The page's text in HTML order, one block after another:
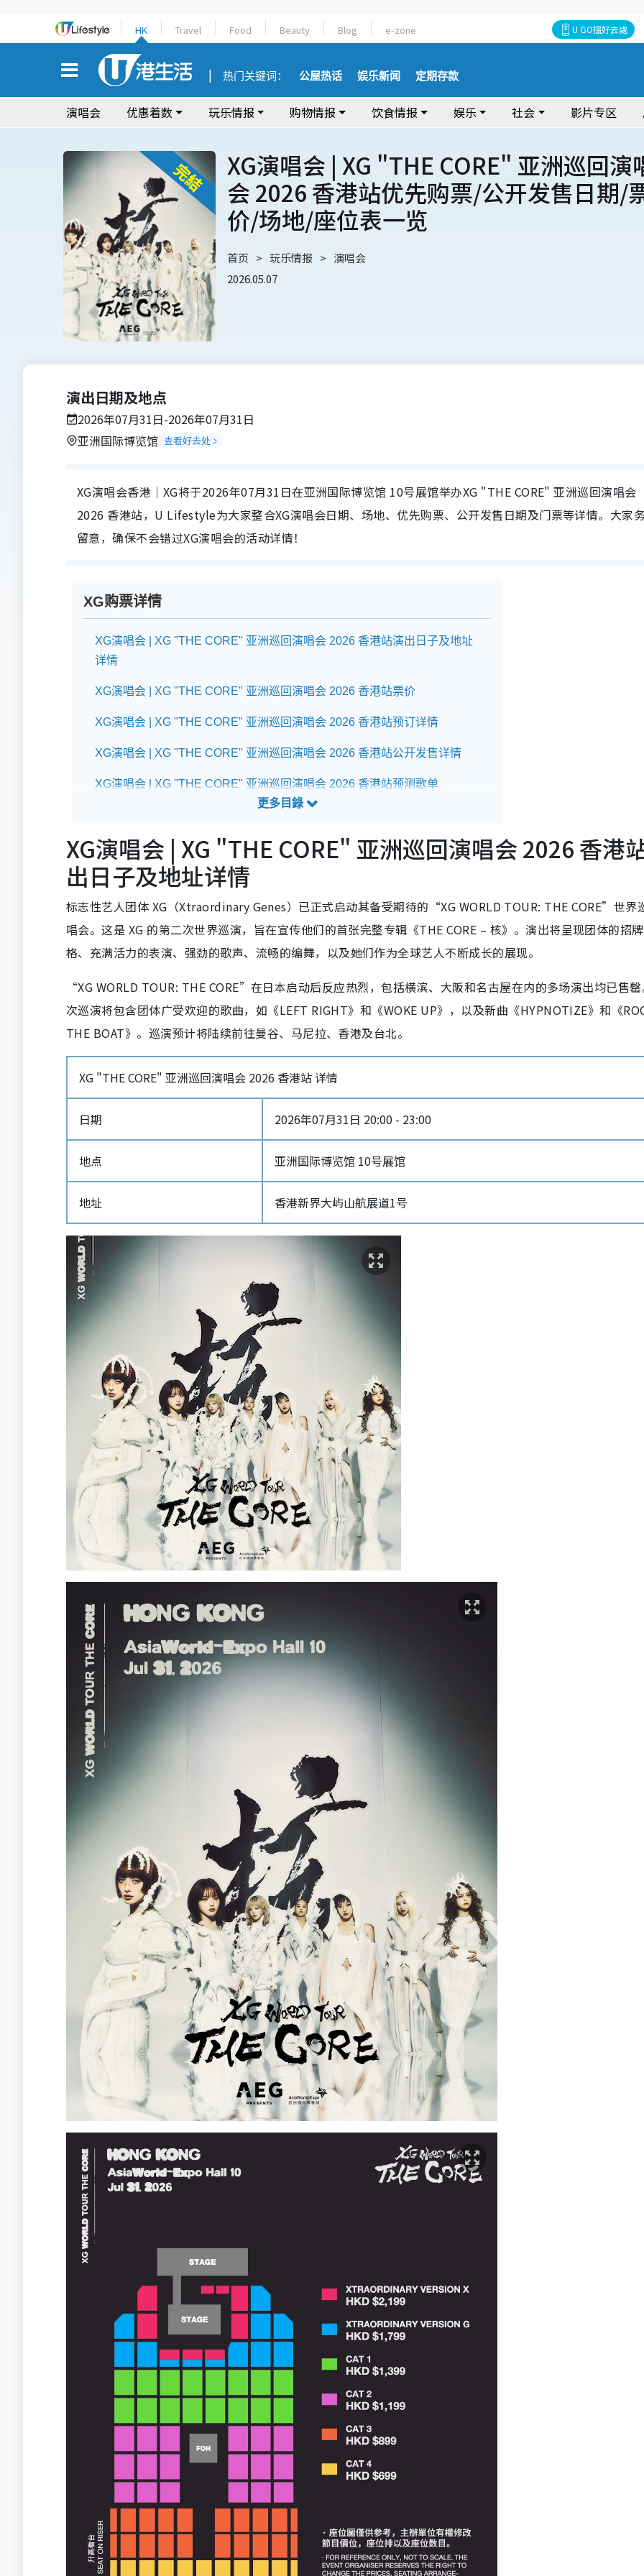
HK Travel Food Beauty Blog e-zone U GO搵好去處
热门关键词： 公屋热话 娱乐新闻 定期存款
演唱会 优惠着数 玩乐情报 购物情报 饮食情报 娱乐 社会 影片专区
XG演唱会 | XG "THE CORE" 亚洲巡回演
会 2026 香港站优先购票/公开发售日期/
价/场地/座位表一览
首页 玩乐情报
演唱会
2026.05.07
演出日期及地点
2026年07月31日-2026年07月31日
亚洲国际博览馆 查看好去处
XG演唱会香港｜XG将于2026年07月31日在亚洲国际博览馆 10号展馆举办XG "THE CORE" 亚洲巡回演唱会
2026 香港站，U Lifestyle为大家整合XG演唱会日期、场地、优先购票、公开发售日期及门票等详情。大家
留意，确保不会错过XG演唱会的活动详情！
XG购票详情
XG演唱会 | XG "THE CORE" 亚洲巡回演唱会 2026 香港站演出日子及地址
详情
XG演唱会 | XG "THE CORE" 亚洲巡回演唱会 2026 香港站票价
XG演唱会 | XG "THE CORE" 亚洲巡回演唱会 2026 香港站预订详情
XG演唱会 | XG "THE CORE" 亚洲巡回演唱会 2026 香港站公开发售详情
XG演唱会 | XG "THE CORE" 亚洲巡回演唱会 2026 香港站预测歌单
XG演唱会 | XG "THE CORE" 亚洲巡回演唱会 2026 香港站交通指南
XG演唱会 | XG "THE CORE" 亚洲巡回演唱会 2026 香港
出日子及地址详情
标志性艺人团体 XG（Xtraordinary Genes）已正式启动其备受期待的“XG WORLD TOUR: THE CORE”世界
唱会。这是 XG 的第二次世界巡演，旨在宣传他们的首张完整专辑《THE CORE – 核》。演出将呈现团体的招
格、充满活力的表演、强劲的歌声、流畅的编舞，以及她们作为全球艺人不断成长的展现。
“XG WORLD TOUR: THE CORE”在日本启动后反应热烈，包括横滨、大阪和名古屋在内的多场演出均已售罄
次巡演将包含团体广受欢迎的歌曲，如《LEFT RIGHT》和《WOKE UP》，以及新曲《HYPNOTIZE》和《
THE BOAT》。巡演预计将陆续前往曼谷、马尼拉、香港及台北。
XG "THE CORE" 亚洲巡回演唱会 2026 香港站 详情
日期 2026年07月31日 20:00 - 23:00
地点 亚洲国际博览馆 10号展馆
地址 香港新界大屿山航展道1号